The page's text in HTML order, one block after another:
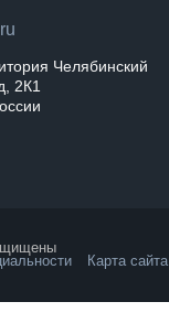
Челябинский
2К1
Карта сайта